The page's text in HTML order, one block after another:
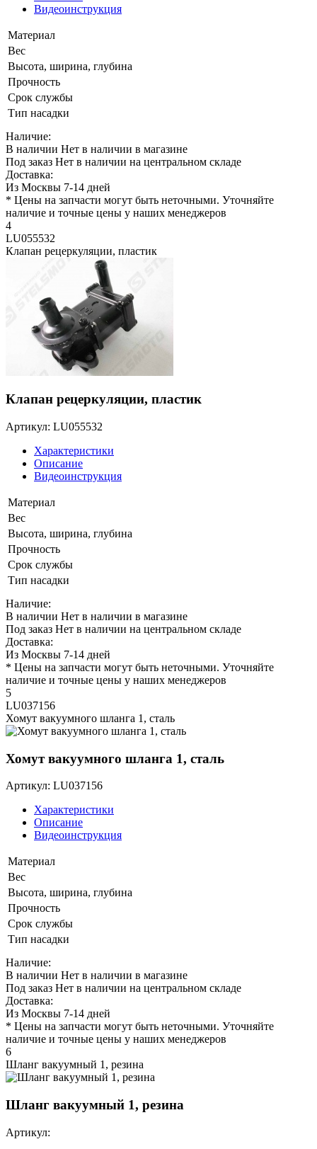
Видеоинструкция
Материал
Вес
Высота, ширина, глубина
Прочность
Срок службы
Тип насадки
Наличие:
В наличии Нет в наличии в магазине
Под заказ Нет в наличии на центральном складе
Доставка:
Из Москвы 7-14 дней
* Цены на запчасти могут быть неточными. Уточняйте
наличие и точные цены у наших менеджеров
4
LU055532
Клапан рецеркуляции, пластик
Клапан рецеркуляции, пластик
Артикул: LU055532
Характеристики
Описание
Видеоинструкция
Материал
Вес
Высота, ширина, глубина
Прочность
Срок службы
Тип насадки
Наличие:
В наличии Нет в наличии в магазине
Под заказ Нет в наличии на центральном складе
Доставка:
Из Москвы 7-14 дней
* Цены на запчасти могут быть неточными. Уточняйте
наличие и точные цены у наших менеджеров
5
LU037156
Хомут вакуумного шланга 1, сталь
Хомут вакуумного шланга 1, сталь
Артикул: LU037156
Характеристики
Описание
Видеоинструкция
Материал
Вес
Высота, ширина, глубина
Прочность
Срок службы
Тип насадки
Наличие:
В наличии Нет в наличии в магазине
Под заказ Нет в наличии на центральном складе
Доставка:
Из Москвы 7-14 дней
* Цены на запчасти могут быть неточными. Уточняйте
наличие и точные цены у наших менеджеров
6
Шланг вакуумный 1, резина
Шланг вакуумный 1, резина
Артикул: